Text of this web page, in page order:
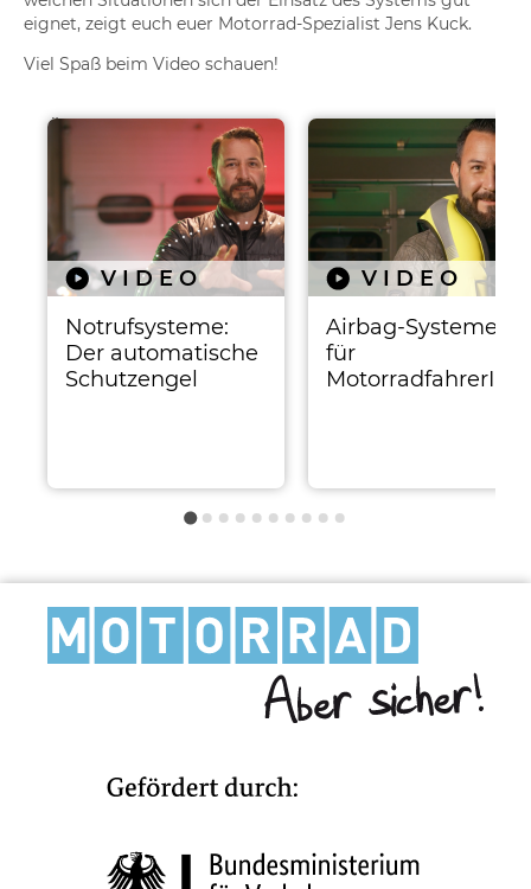
eignet, zeigt euch euer Motorrad-Spezialist Jens Kuck.
Viel Spaß beim Video schauen!
Ähnliche Beiträge
VIDEO
Notrufsysteme:
Der automatische
Schutzengel
VIDEO
Airbag-Systeme
für